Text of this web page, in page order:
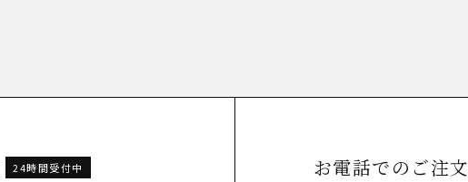
24時間受付中 お電話でのご注文